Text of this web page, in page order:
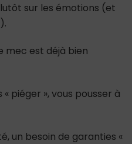
sur les émotions (et
mec est déjà bien
piéger », vous pousser à
un besoin de garanties «